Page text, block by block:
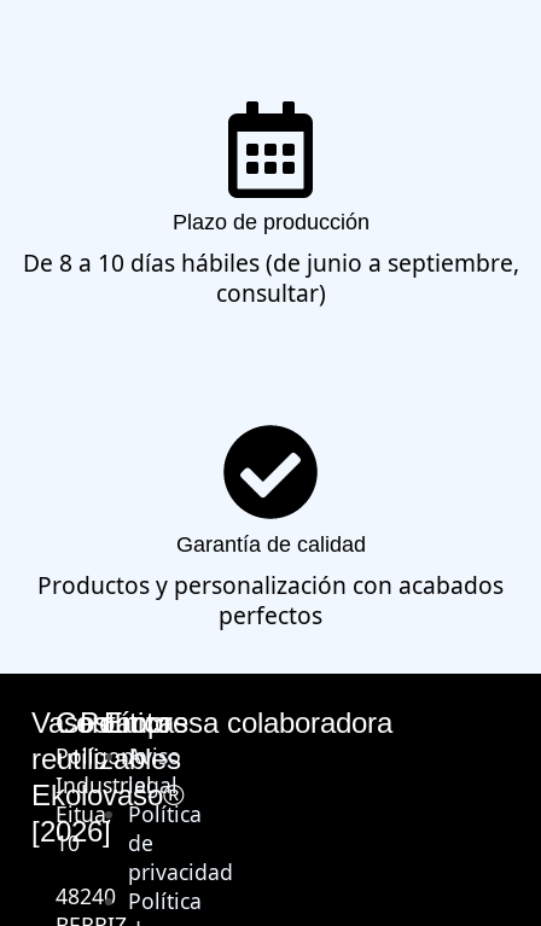
Plazo de producción
De 8 a 10 días hábiles (de junio a septiembre,
consultar)
Garantía de calidad
Productos y personalización con acabados
perfectos
Vasos
reutilizables
Ekolovaso®
[2026]
Contacto
Polígono
Industrial
Eitua,
10
48240
Políticas
Aviso
legal
Política
de
privacidad
Política
Empresa colaboradora